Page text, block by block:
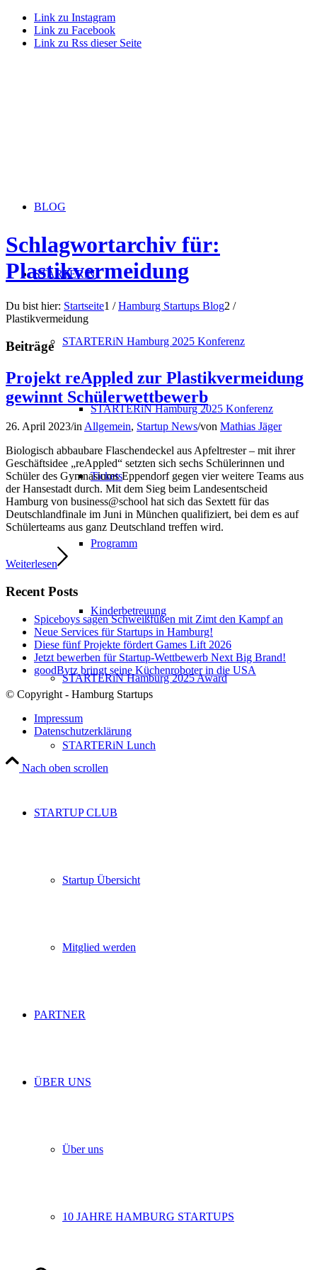
Link zu Instagram
Link zu Facebook
Link zu Rss dieser Seite
BLOG
STARTERiN
STARTERiN Hamburg 2025 Konferenz
STARTERiN Hamburg 2025 Konferenz
Tickets
Programm
Kinderbetreuung
STARTERiN Hamburg 2025 Award
STARTERiN Lunch
STARTUP CLUB
Startup Übersicht
Mitglied werden
PARTNER
ÜBER UNS
Über uns
10 JAHRE HAMBURG STARTUPS
Schlagwortarchiv für:
Plastikvermeidung
Du bist hier: Startseite1 / Hamburg Startups Blog2 /
Plastikvermeidung
Beiträge
Projekt reAppled zur Plastikvermeidung
gewinnt Schülerwettbewerb
26. April 2023/inAllgemein, Startup News/von Mathias Jäger
Biologisch abbaubare Flaschendeckel aus Apfeltrester – mit ihrer
Geschäftsidee „reAppled“ setzten sich sechs Schülerinnen und
Schüler des Gymnasiums Eppendorf gegen vier weitere Teams aus
der Hansestadt durch. Mit dem Sieg beim Landesentscheid
Hamburg von business@school hat sich das Sextett für das
Deutschlandfinale im Juni in München qualifiziert, bei dem es auf
Schülerteams aus ganz Deutschland treffen wird.
Weiterlesen
Recent Posts
Spiceboys sagen Schweißfüßen mit Zimt den Kampf an
Neue Services für Startups in Hamburg!
Diese fünf Projekte fördert Games Lift 2026
Jetzt bewerben für Startup-Wettbewerb Next Big Brand!
goodBytz bringt seine Küchenroboter in die USA
© Copyright - Hamburg Startups
Impressum
Datenschutzerklärung
Nach oben scrollen